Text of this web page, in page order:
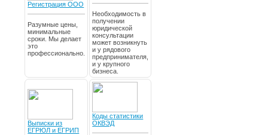
Регистрация ООО
Разумные цены,
минимальные
сроки. Мы делает
это
профессионально.
Необходимость в
получении
юридической
консультации
может возникнуть
и у рядового
предпринимателя,
и у крупного
бизнеса.
Выписки из
ЕГРЮЛ и ЕГРИП
Коды статистики
ОКВЭД